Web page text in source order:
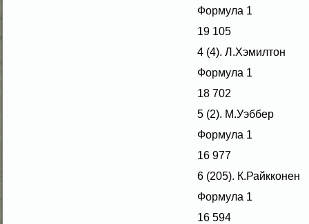
Формула 1
19 105
4 (4). Л.Хэмилтон
Формула 1
18 702
5 (2). М.Уэббер
Формула 1
16 977
6 (205). К.Райкконен
Формула 1
16 594